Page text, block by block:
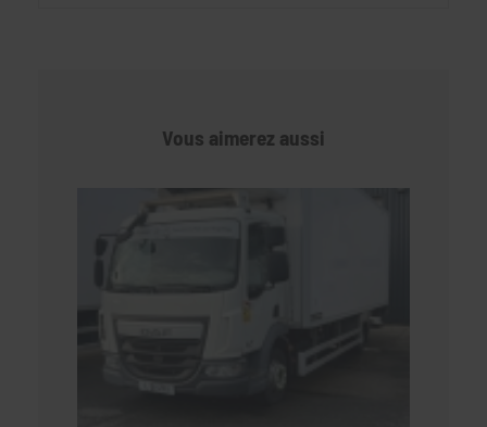
Vous aimerez aussi